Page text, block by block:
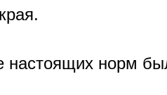
настоящих норм